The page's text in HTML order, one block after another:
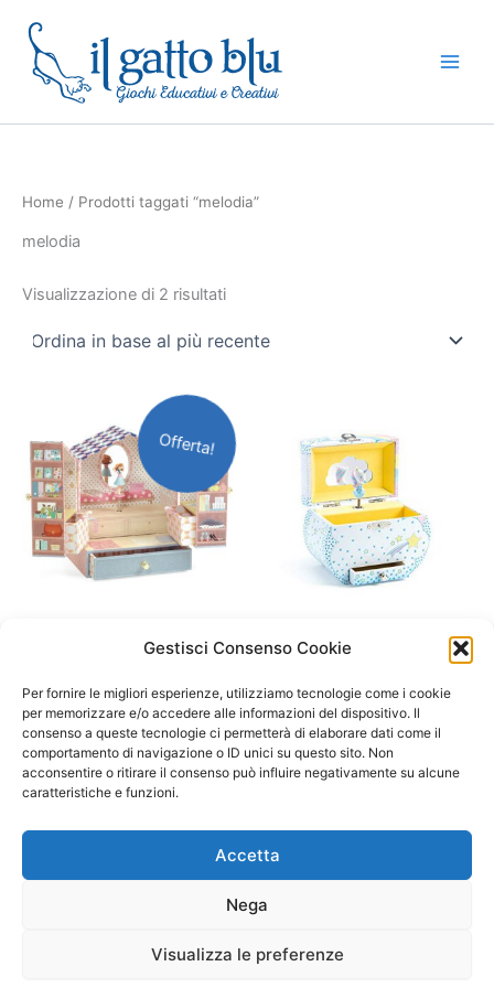
Gestisci Consenso Cookie
Per fornire le migliori esperienze, utilizziamo tecnologie come i cookie
per memorizzare e/o accedere alle informazioni del dispositivo. Il
consenso a queste tecnologie ci permetterà di elaborare dati come il
comportamento di navigazione o ID unici su questo sito. Non
acconsentire o ritirare il consenso può influire negativamente su alcune
caratteristiche e funzioni.
Accetta
Nega
Visualizza le preferenze
contenuto
Home / Prodotti taggati “melodia”
melodia
Visualizzazione di 2 risultati
base
al
più
recente
Offerta!
Carillon Tinou Shop – Djeco
49,90€
originale
era:
49,90€.
44,90€
prezzo
attuale
è:
44,90€.
Aggiungi al carrello
Carillon musicale- Unicorni e
sogni- Unicorns’s dream –
djeco
26,90€
Copyright © 2026 Il Gatto Blu Giochi educativi Montessori e